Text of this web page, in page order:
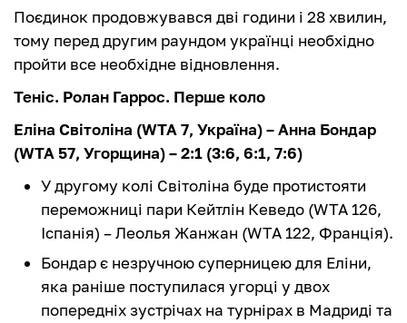
Поєдинок продовжувався дві години і 28 хвилин,
тому перед другим раундом українці необхідно
пройти все необхідне відновлення.
Теніс. Ролан Гаррос. Перше коло
Еліна Світоліна (WTA 7, Україна) – Анна Бондар
(WTA 57, Угорщина) – 2:1 (3:6, 6:1, 7:6)
У другому колі Світоліна буде протистояти
переможниці пари Кейтлін Кеведо (WTA 126,
Іспанія) – Леолья Жанжан (WTA 122, Франція).
Бондар є незручною суперницею для Еліни,
яка раніше поступилася угорці у двох
попередніх зустрічах на турнірах в Мадриді та